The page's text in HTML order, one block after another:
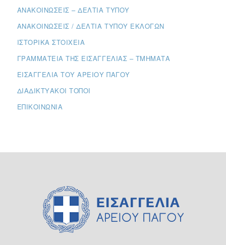
ΑΝΑΚΟΙΝΏΣΕΙΣ – ΔΕΛΤΊΑ ΤΎΠΟΥ
ΑΝΑΚΟΙΝΏΣΕΙΣ / ΔΕΛΤΊΑ ΤΎΠΟΥ ΕΚΛΟΓΏΝ
ΙΣΤΟΡΙΚΆ ΣΤΟΙΧΕΊΑ
ΓΡΑΜΜΑΤΕΊΑ ΤΗΣ ΕΙΣΑΓΓΕΛΊΑΣ – ΤΜΉΜΑΤΑ
ΕΙΣΑΓΓΕΛΊΑ ΤΟΥ ΑΡΕΊΟΥ ΠΆΓΟΥ
ΔΙΑΔΙΚΤΥΑΚΟΊ ΤΌΠΟΙ
ΕΠΙΚΟΙΝΩΝΊΑ